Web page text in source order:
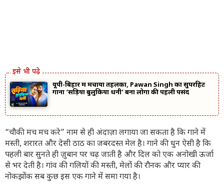
यूपी-बिहार में मचाया तहलका, Pawan Singh का सुपरहिट
गाना ‘सड़िया बुलुकिया धनी’ बना लोगों की पहली पसंद
“चौकी मच मच करे” नाम से ही अंदाज़ा लगाया जा सकता है कि गाने में
मस्ती, शरारत और देसी ठाठ का जबरदस्त मेल है। गाने की धुन ऐसी है कि
पहली बार सुनते ही ज़ुबान पर चढ़ जाती है और दिल को एक अनोखी ऊर्जा
से भर देती है। गांव की गलियों की मस्ती, मेलों की रौनक और प्यार की
नोकझोंक सब कुछ इस एक गाने में समा गया है।